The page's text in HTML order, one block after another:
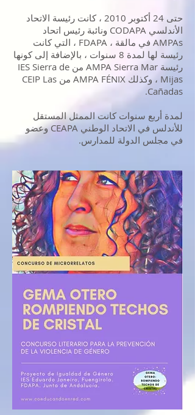
حتى 24 أكتوبر 2010 ، كانت رئيسة الاتحاد
الأندلسي CODAPA ونائبة رئيس اتحاد
AMPAs في مالقة ، FDAPA ، التي كانت
رئيسة لها لمدة 8 سنوات ، بالإضافة إلى كونها
رئيسة AMPA Sierra Mar من IES Sierra de
Mijas ، وكذلك AMPA FÉNIX من CEIP Las
Cañadas.
لمدة أربع سنوات كانت الممثل المستقل
للأندلس في الاتحاد الوطني CEAPA وعضو
في مجلس الدولة للمدارس.